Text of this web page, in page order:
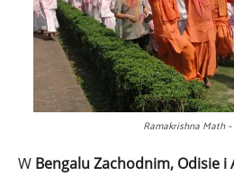
Ramakrishna Math
W Bengalu Zachodnim, Odisie i